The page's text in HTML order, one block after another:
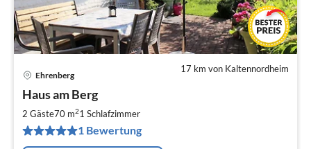
17 km von Kaltennordheim
Ehrenberg
Haus am Berg
2 Gäste70 m21 Schlafzimmer
1 Bewertung